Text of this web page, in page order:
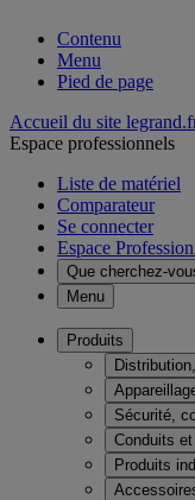
Contenu
Menu
Pied de page
Accueil du site
Espace professionnels
Liste de matériel
Comparateur
Se connecter
Espace
Que cherchez-
Menu
Produits
Sécurité,
Conduits
Produits